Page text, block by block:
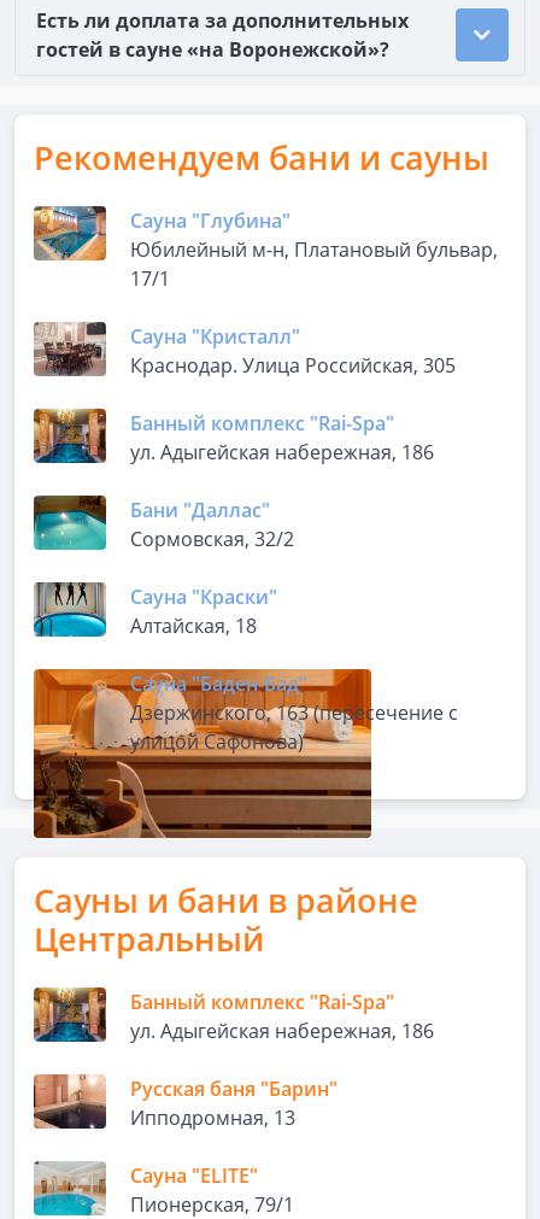
Есть ли доплата за дополнительных
гостей в сауне «на Воронежской»?
Рекомендуем бани и сауны
Сауна "Глубина"
​Юбилейный м-н, Платановый бульвар,
17/1
Сауна "Кристалл"
Краснодар. Улица Российская, 305
Банный комплекс "Rai-Spa"
ул. Адыгейская набережная, 186
Бани "Даллас"
Сормовская, 32/2
Сауна "Краски"
Алтайская, 18
Сауна "Баден-Бад"
Дзержинского, 163 (пересечение с
улицой Сафонова)
Сауны и бани в районе
Центральный
Банный комплекс "Rai-Spa"
ул. Адыгейская набережная, 186
Русская баня "Барин"
Ипподромная, 13
Сауна "ELITE"
Пионерская, 79/1